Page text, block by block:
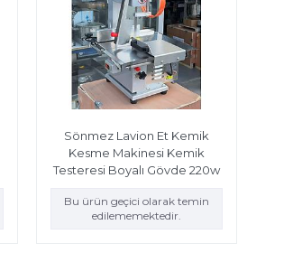
Sönmez Lavion Et Kemik
Kesme Makinesi Kemik
Testeresi Boyalı Gövde 220w
Bu ürün geçici olarak temin
edilememektedir.